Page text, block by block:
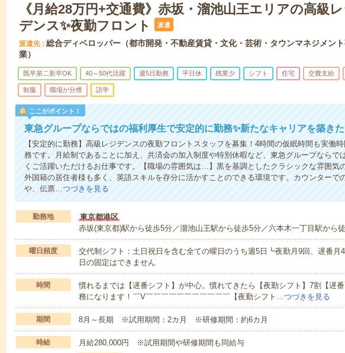
《月給28万円+交通費》赤坂・溜池山王エリアの高級
デンス✨夜勤フロント
派遣
派遣先
総合ディベロッパー（都市開発・不動産賃貸・文化・芸術・タウンマネジメン
業）
既卒第二新卒OK 40～50代活躍 週5日勤務 平日休 残業少 シフト 住宅 交費支給
制服 職場が分煙 語学
ここがポイント！
東急グループならではの福利厚生で安定的に勤務✨新たなキャリアを築きた
【安定的に勤務】高級レジデンスの夜勤フロントスタッフを募集！4時間の仮眠時間も実働
務です。月給制であることに加え、共済会の加入制度や特別休暇など、東急グループならで
くご活躍いただけるお仕事です。【職場の雰囲気は…】黒を基調としたクラシックな雰囲気
外国籍の居住者様も多く、英語スキルを存分に活かすことのできる環境です。カウンターで
や、伝票…つづきを見る
勤務地
東京都港区
赤坂(東京都)駅から徒歩5分／溜池山王駅から徒歩5分／六本木一丁目駅から
曜日頻度
交代制シフト：土日祝日を含む全ての曜日のうち週5日┗夜勤月9回、遅番
日の固定はできません
時間
慣れるまでは【遅番シフト】が中心。慣れてきたら【夜勤シフト】7割【遅
務になります！￣V￣￣￣￣￣￣￣￣￣￣￣【夜勤シフト…つづきを見る
期間 8月～長期 ※試用期間：2カ月 ※研修期間：約6カ月
時給 月給280,000円 ※試用期間や研修期間も同給与